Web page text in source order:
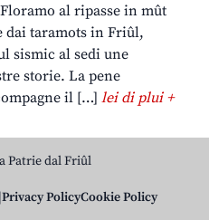
al ripasse in mût
dai taramots in Friûl,
sismic al sedi une
storie. La pene
il […] lei di plui +
Patrie dal Friûl
Privacy PolicyCookie Policy